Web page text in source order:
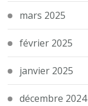
mars 2025
février 2025
janvier 2025
décembre 2024